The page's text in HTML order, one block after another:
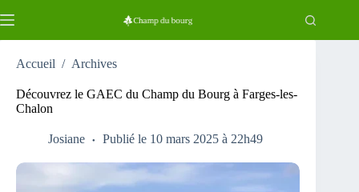
au
Accueil / Archives
Découvrez le GAEC du Champ du Bourg à Farges-les-
Chalon
Josiane Publié le 10 mars 2025 à 22h49